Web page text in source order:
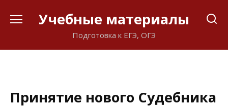
Учебные материалы
Подготовка к ЕГЭ, ОГЭ
Принятие нового Судебника